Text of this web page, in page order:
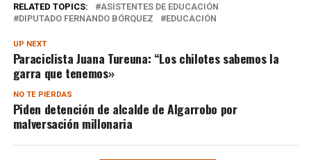
RELATED TOPICS:
ASISTENTES DE EDUCACIÓN
DIPUTADO FERNANDO BÓRQUEZ
EDUCACIÓN
UP NEXT
Paraciclista Juana Tureuna: “Los chilotes sabemos la
garra que tenemos»
NO TE PIERDAS
Piden detención de alcalde de Algarrobo por
malversación millonaria